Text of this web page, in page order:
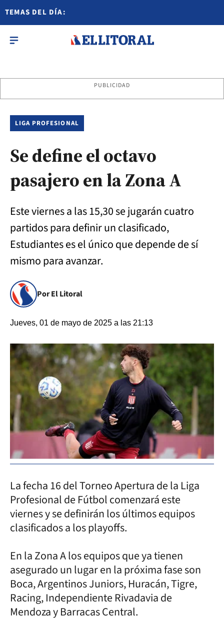
TEMAS DEL DÍA:
PUBLICIDAD
LIGA PROFESIONAL
Se define el octavo
pasajero en la Zona A
Este viernes a las 15,30 se jugarán cuatro
partidos para definir un clasificado,
Estudiantes es el único que depende de sí
mismo para avanzar.
Por El Litoral
Jueves, 01 de mayo de 2025 a las 21:13
La fecha 16 del Torneo Apertura de la Liga
Profesional de Fútbol comenzará este
viernes y se definirán los últimos equipos
clasificados a los playoffs.
En la Zona A los equipos que ya tienen
asegurado un lugar en la próxima fase son
Boca, Argentinos Juniors, Huracán, Tigre,
Racing, Independiente Rivadavia de
Mendoza y Barracas Central.